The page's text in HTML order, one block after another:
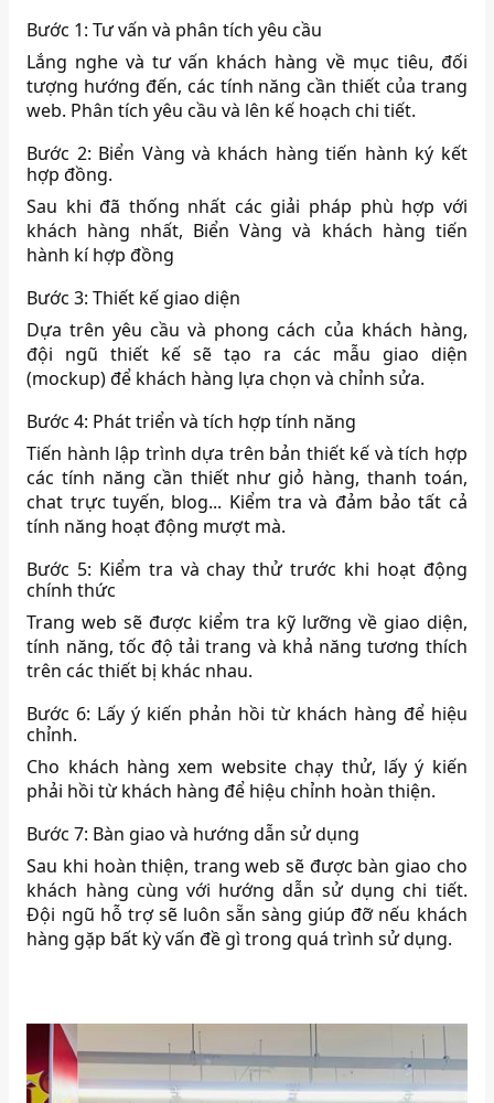
Bước 1: Tư vấn và phân tích yêu cầu
Lắng nghe và tư vấn khách hàng về mục tiêu, đối
tượng hướng đến, các tính năng cần thiết của trang
web. Phân tích yêu cầu và lên kế hoạch chi tiết.
Bước 2: Biển Vàng và khách hàng tiến hành ký kết
hợp đồng.
Sau khi đã thống nhất các giải pháp phù hợp với
khách hàng nhất, Biển Vàng và khách hàng tiến
hành kí hợp đồng
Bước 3: Thiết kế giao diện
Dựa trên yêu cầu và phong cách của khách hàng,
đội ngũ thiết kế sẽ tạo ra các mẫu giao diện
(mockup) để khách hàng lựa chọn và chỉnh sửa.
Bước 4: Phát triển và tích hợp tính năng
Tiến hành lập trình dựa trên bản thiết kế và tích hợp
các tính năng cần thiết như giỏ hàng, thanh toán,
chat trực tuyến, blog... Kiểm tra và đảm bảo tất cả
tính năng hoạt động mượt mà.
Bước 5: Kiểm tra và chay thử trước khi hoạt động
chính thức
Trang web sẽ được kiểm tra kỹ lưỡng về giao diện,
tính năng, tốc độ tải trang và khả năng tương thích
trên các thiết bị khác nhau.
Bước 6: Lấy ý kiến phản hồi từ khách hàng để hiệu
chỉnh.
Cho khách hàng xem website chạy thử, lấy ý kiến
phải hồi từ khách hàng để hiệu chỉnh hoàn thiện.
Bước 7: Bàn giao và hướng dẫn sử dụng
Sau khi hoàn thiện, trang web sẽ được bàn giao cho
khách hàng cùng với hướng dẫn sử dụng chi tiết.
Đội ngũ hỗ trợ sẽ luôn sẵn sàng giúp đỡ nếu khách
hàng gặp bất kỳ vấn đề gì trong quá trình sử dụng.